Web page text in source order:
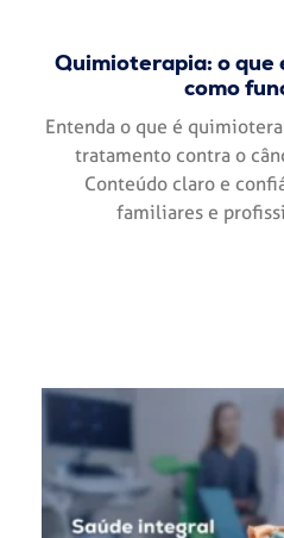
Quimioterapia: o que
como
Entenda o que é
tratamento contra o
Conteúdo claro e
familiares e